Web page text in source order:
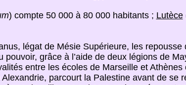
) compte 50 000 à 80 000 habitants ; Lutèce
légat de Mésie Supérieure, les repousse
pouvoir, grâce à l’aide de deux légions de
entre les écoles de Marseille et
parcourt la Palestine avant de se